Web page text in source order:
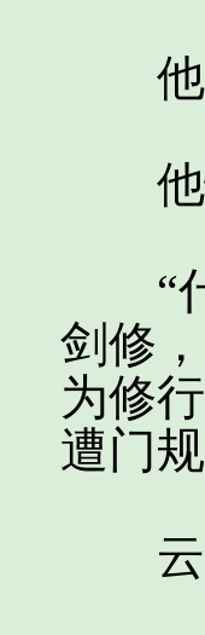
他双
他
“什
剑修
为修
遭门
云逍